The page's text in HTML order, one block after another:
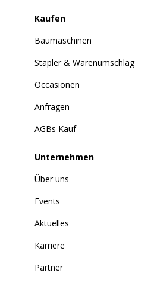
Kaufen
Baumaschinen
Stapler & Warenumschlag
Occasionen
Anfragen
AGBs Kauf
Unternehmen
Über uns
Events
Aktuelles
Karriere
Partner